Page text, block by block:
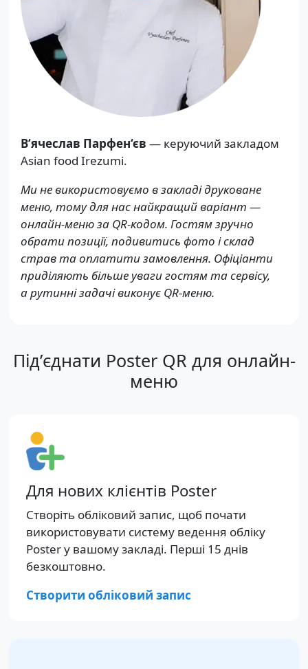
В‘ячеслав Парфен‘єв — керуючий закладом
Asian food Irezumi.
Ми не використовуємо в закладі друковане
меню, тому для нас найкращий варіант —
онлайн-меню за QR-кодом. Гостям зручно
обрати позиції, подивитись фото і склад
страв та оплатити замовлення. Офіціанти
приділяють більше уваги гостям та сервісу,
а рутинні задачі виконує QR-меню.
Підʼєднати Poster QR для онлайн-
меню
Для нових клієнтів Poster
Створіть обліковий запис, щоб почати
використовувати систему ведення обліку
Poster у вашому закладі. Перші 15 днів
безкоштовно.
Створити обліковий запис